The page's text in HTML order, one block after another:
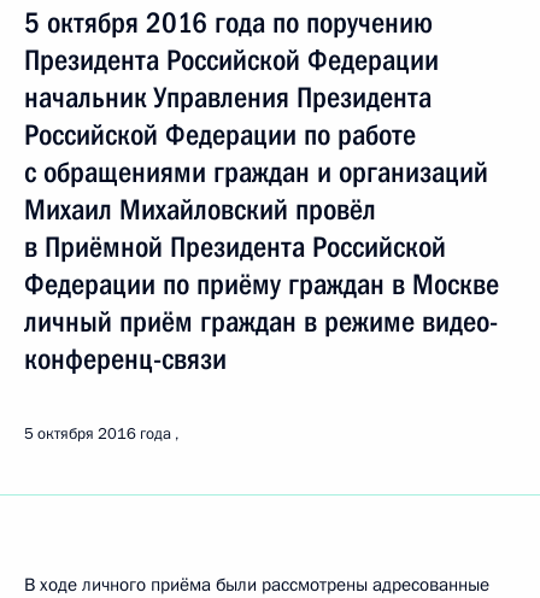
5 октября 2016 года по поручению
Президента Российской Федерации
начальник Управления Президента
Российской Федерации по работе
с обращениями граждан и организаций
Михаил Михайловский провёл
в Приёмной Президента Российской
Федерации по приёму граждан в Москве
личный приём граждан в режиме видео-
конференц-связи
5 октября 2016 года
В ходе личного приёма были рассмотрены адресованные